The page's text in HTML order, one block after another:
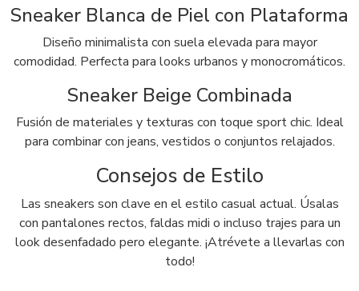
Sneaker Blanca de Piel con Plataforma
Diseño minimalista con suela elevada para mayor
comodidad. Perfecta para looks urbanos y monocromáticos.
Sneaker Beige Combinada
Fusión de materiales y texturas con toque sport chic. Ideal
para combinar con jeans, vestidos o conjuntos relajados.
Consejos de Estilo
Las sneakers son clave en el estilo casual actual. Úsalas
con pantalones rectos, faldas midi o incluso trajes para un
look desenfadado pero elegante. ¡Atrévete a llevarlas con
todo!